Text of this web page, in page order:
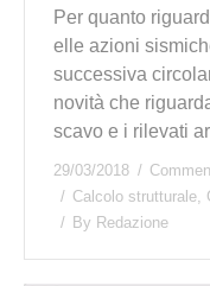
Per quanto
elle azioni
successiva
novità che
scavo e i rilevati
29/03/2018
Calcolo strutturale
By Redazione